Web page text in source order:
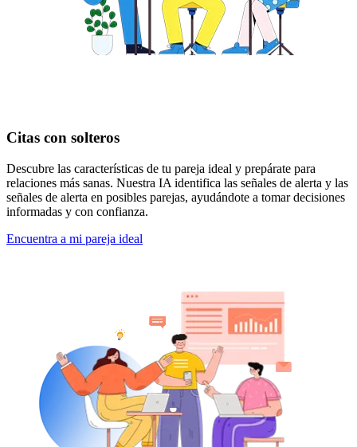
Citas con solteros
Descubre las características de tu pareja ideal y prepárate para
relaciones más sanas. Nuestra IA identifica las señales de alerta y las
señales de alerta en posibles parejas, ayudándote a tomar decisiones
informadas y con confianza.
Encuentra a mi pareja ideal